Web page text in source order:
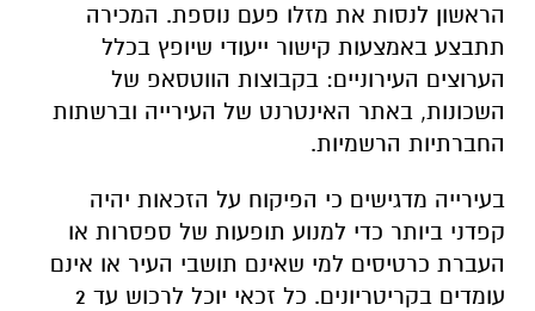
הראשון לנסות את מזלו פעם נוספת. המכירה
תתבצע באמצעות קישור ייעודי שיופץ בכלל
הערוצים העירוניים: בקבוצות הווטסאפ של
השכונות, באתר האינטרנט של העירייה וברשתות
החברתיות הרשמיות.
בעירייה מדגישים כי הפיקוח על הזכאות יהיה
קפדני ביותר כדי למנוע תופעות של ספסרות או
העברת כרטיסים למי שאינם תושבי העיר או אינם
עומדים בקריטריונים. כל זכאי יוכל לרכוש עד 2